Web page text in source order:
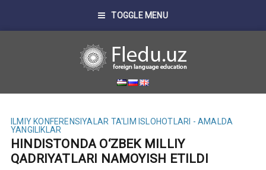
TOGGLE MENU
ILMIY KONFERENSIYALAR TA'LIM ISLOHOTLARI - AMALDA
YANGILIKLAR
HINDISTONDA O‘ZBEK MILLIY
QADRIYATLARI NAMOYISH ETILDI